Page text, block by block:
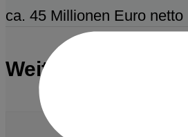
ca. 45 Millionen Euro netto
Weitere Referenzen